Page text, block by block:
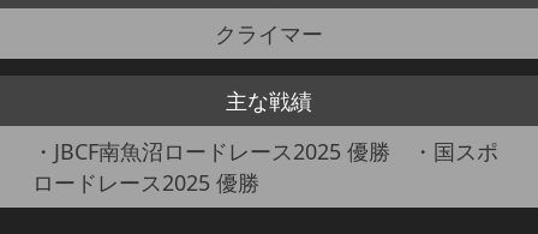
クライマー
主な戦績
・JBCF南魚沼ロードレース2025 優勝 ・国スポ
ロードレース2025 優勝